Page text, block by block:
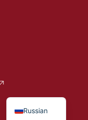
Russian